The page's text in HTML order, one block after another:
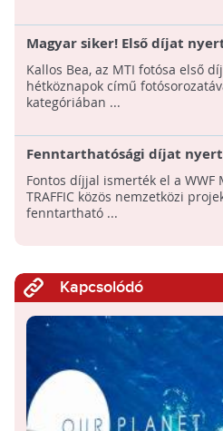
Magyar siker! Első díjat
legrangosabb fényképészeti
Kallos Bea, az MTI fotósa első
hétköznapok című
kategóriában ...
Fenntarthatósági díjat nyert
projektje
Fontos díjjal ismerték el a WWF
TRAFFIC közös nemzetközi
fenntartható ...
Kapcsolódó